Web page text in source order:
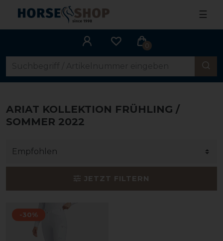
☰
0
ARIAT KOLLEKTION FRÜHLING /
SOMMER 2022
JETZT FILTERN
-30%